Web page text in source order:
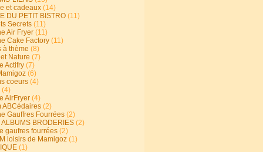
et cadeaux (14)
DU PETIT BISTRO (11)
Secrets (11)
Air Fryer (11)
Cake Factory (11)
à thème (8)
Nature (7)
Actifry (7)
(6)
coeurs (4)
(4)
AirFryer (4)
ABCédaires (2)
Gauffres Fourrées (2)
ALBUMS BRODERIES (2)
gaufres fourrées (2)
loisirs de Mamigoz (1)
(1)